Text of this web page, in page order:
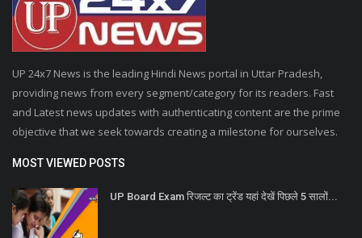
UP 24x7 News is the leading Hindi News portal in Uttar Pradesh,
providing news from every segment/category for its readers. Fast
and Latest news updates with authenticating content are the prime
objective that we seek towards creating a milestone for ourselves.
MOST VIEWED POSTS
UP Board Exam रिजल्ट का ट्रेंड यहां देखें पिछले 5 सालों...